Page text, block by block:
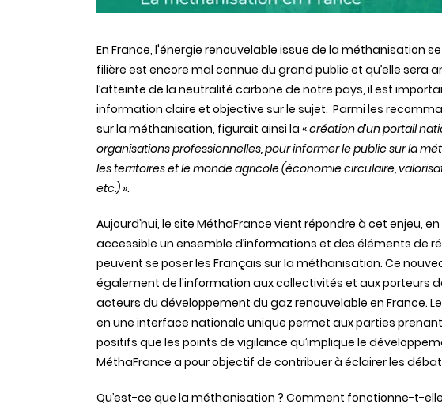
En France, l'énergie renouvelable issue de la méthanisation
filière est encore mal connue du grand public et qu’elle sera
l’atteinte de la neutralité carbone de notre pays, il est
information claire et objective sur le sujet. Parmi les
sur la méthanisation, figurait ainsi la «création d’un portail
organisations professionnelles, pour informer le public sur la
les territoires et le monde agricole (économie circulaire,
etc.) ».
Aujourd’hui, le site MéthaFrance vient répondre à cet enjeu,
accessible un ensemble d’informations et des éléments de
peuvent se poser les Français sur la méthanisation. Ce
également de l'information aux collectivités et aux porteurs
acteurs du développement du gaz renouvelable en France.
en une interface nationale unique permet aux parties
positifs que les points de vigilance qu’implique le
MéthaFrance a pour objectif de contribuer à éclairer les
Qu’est-ce que la méthanisation ? Comment fonctionne-t-elle